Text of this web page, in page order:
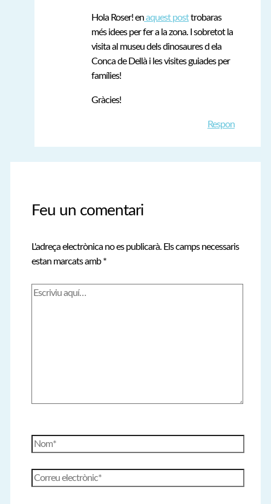
Hola Roser! enaquest posttrobaras
més idees per fer a la zona. I sobretot la
visita al museu dels dinosaures d ela
Conca de Dellà i les visites guiades per
famílies!
Gràcies!
Respon
Feu un comentari
L'adreça electrònica no es publicarà. Els camps necessaris
estan marcats amb*
Escriviu
Nom*
Correu
electrònic*